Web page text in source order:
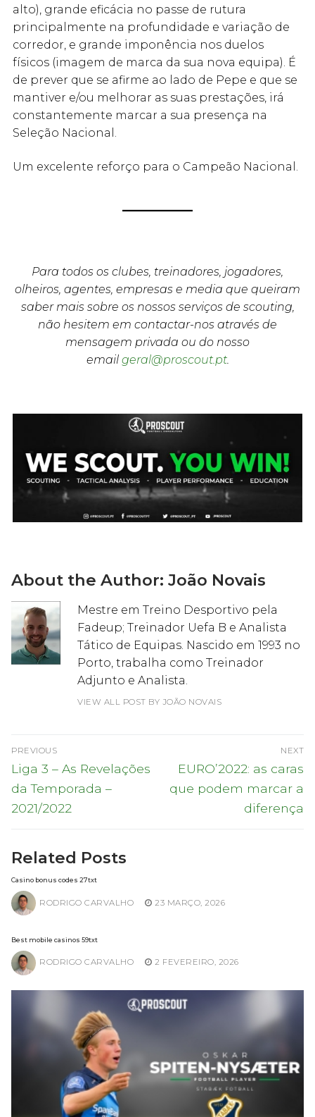
alto), grande eficácia no passe de rutura
principalmente na profundidade e variação de
corredor, e grande imponência nos duelos
físicos (imagem de marca da sua nova equipa). É
de prever que se afirme ao lado de Pepe e que se
mantiver e/ou melhorar as suas prestações, irá
constantemente marcar a sua presença na
Seleção Nacional.
Um excelente reforço para o Campeão Nacional.
Para todos os clubes, treinadores, jogadores,
olheiros, agentes, empresas e media que queiram
saber mais sobre os nossos serviços de scouting,
não hesitem em contactar-nos através de
mensagem privada ou do nosso
email geral@proscout.pt.
About the Author: João Novais
Mestre em Treino Desportivo pela
Fadeup; Treinador Uefa B e Analista
Tático de Equipas. Nascido em 1993 no
Porto, trabalha como Treinador
Adjunto e Analista.
VIEW ALL POST BY JOÃO NOVAIS
Navegação
de
artigos
PREVIOUS
Previous
post:
Liga 3 – As Revelações
da Temporada –
2021/2022
NEXT
Next
post:
EURO’2022: as caras
que podem marcar a
diferença
Related Posts
Casino bonus codes 27txt
RODRIGO CARVALHO 23 MARÇO, 2026
Best mobile casinos 59txt
RODRIGO CARVALHO 2 FEVEREIRO, 2026